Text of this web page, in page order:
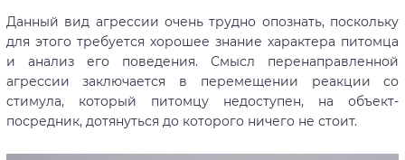
Данный вид агрессии очень трудно опознать, поскольку
для этого требуется хорошее знание характера питомца
и анализ его поведения. Смысл перенаправленной
агрессии заключается в перемещении реакции со
стимула, который питомцу недоступен, на объект-
посредник, дотянуться до которого ничего не стоит.